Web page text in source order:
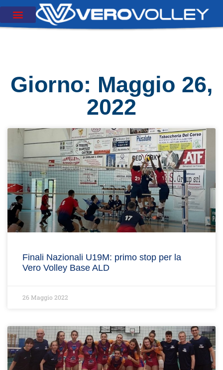
Giorno: Maggio 26,
2022
Finali Nazionali U19M: primo stop per la
Vero Volley Base ALD
26 Maggio 2022